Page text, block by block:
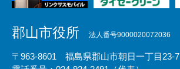
郡山市役所 法人番号9000020072036
〒963-8601 福島県郡山市朝日一丁目23-7